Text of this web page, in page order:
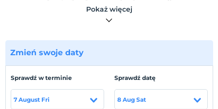
Naszym celem było zaoferowanie Państwu zarządzania
hotelem apartamentowym na standardach hotelowych.
2 + 1 80 m2, 12 apartamentów 1 + 1 66 m2 oraz 2 pokoje
typu studio 1 + 0 28 m2.
Lokalizacja
Zbudowaliśmy nasz apartament w miejscu, które może
doprowadzić Cię do błękitnego morza i ciepłej plaży, w
pobliżu wysokiej jakości restauracji, kawiarni i centrów
Pokaż więcej
Zmień swoje daty
Sprawdź w terminie
7 August Fri
Sprawdź datę
8 Aug Sat